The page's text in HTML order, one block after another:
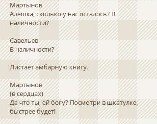
Мартынов
Алёшка, сколько у нас осталось? В
наличности?
Савельев
В наличности?
Листает амбарную книгу.
Мартынов
(в сердцах)
Да что ты, ей богу? Посмотри в шкатулке,
быстрее будет!